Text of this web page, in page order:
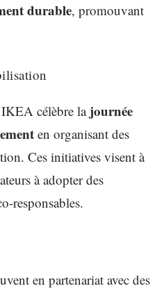
durable, promouvant
célèbre la journée
en organisant des
Ces initiatives visent à
à adopter des
responsables.
en partenariat avec des